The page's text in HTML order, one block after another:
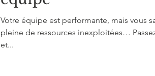
Votre équipe est performante, mais vous
pleine de ressources inexploitées…
et...